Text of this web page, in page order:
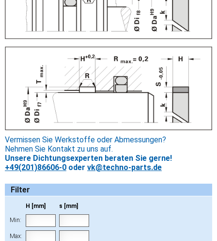
Vermissen Sie Werkstoffe oder Abmessungen?
Nehmen Sie Kontakt zu uns auf.
Unsere Dichtungsexperten beraten Sie gerne!
+49(201)86606-0 oder vk@techno-parts.de
Filter
H [mm] s [mm]
Min:
Max: